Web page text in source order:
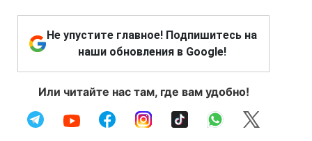
Не упустите главное! Подпишитесь на
наши обновления в Google!
Или читайте нас там, где вам удобно!